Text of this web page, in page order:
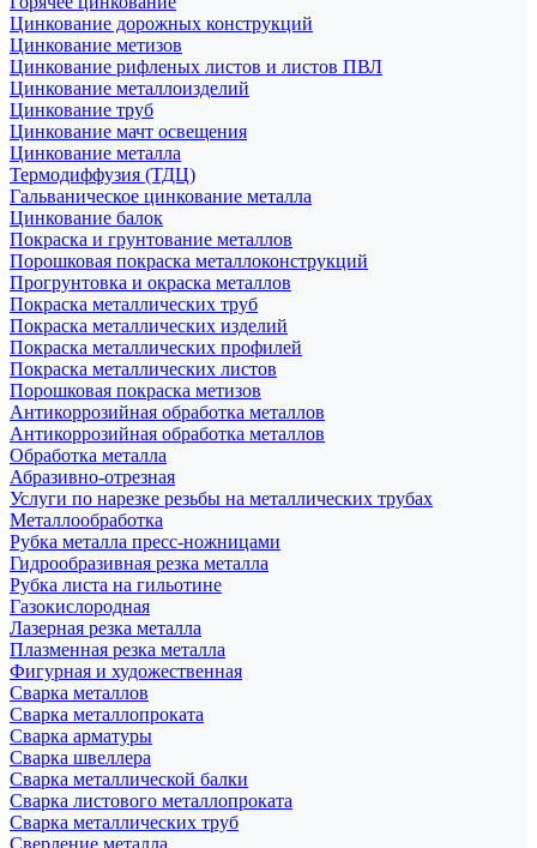
Цинкование дорожных конструкций
Цинкование метизов
Цинкование рифленых листов и листов ПВЛ
Цинкование металлоизделий
Цинкование труб
Цинкование мачт освещения
Цинкование металла
Термодиффузия (ТДЦ)
Гальваническое цинкование металла
Цинкование балок
Покраска и грунтование металлов
Порошковая покраска металлоконструкций
Прогрунтовка и окраска металлов
Покраска металлических труб
Покраска металлических изделий
Покраска металлических профилей
Покраска металлических листов
Порошковая покраска метизов
Антикоррозийная обработка металлов
Антикоррозийная обработка металлов
Обработка металла
Абразивно-отрезная
Услуги по нарезке резьбы на металлических трубах
Металлообработка
Рубка металла пресс-ножницами
Гидрообразивная резка металла
Рубка листа на гильотине
Газокислородная
Лазерная резка металла
Плазменная резка металла
Фигурная и художественная
Сварка металлов
Сварка металлопроката
Сварка арматуры
Сварка швеллера
Сварка металлической балки
Сварка листового металлопроката
Сварка металлических труб
Сверление металла